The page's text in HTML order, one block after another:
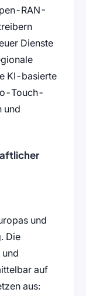
RAN-
Dienste
KI-basierte
Touch-
und
und
Die
auf
aus: